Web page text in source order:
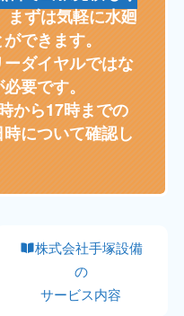
まずは気軽に水廻
できます。
ダイヤルではな
要です。
から17時までの
について確認し
株式会社手塚設備
の
サービス内容